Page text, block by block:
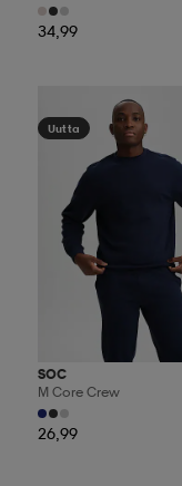
34,99
Valitse 2, maksa 44,99€
Uutta
SOC
M Core Crew
26,99